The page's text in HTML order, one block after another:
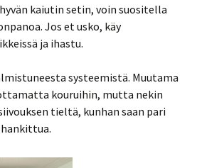
kaiutin setin, voin suositella
Jos et usko, käy
ja ihastu.
systeemistä. Muutama
kouruihin, mutta nekin
tieltä, kunhan saan pari